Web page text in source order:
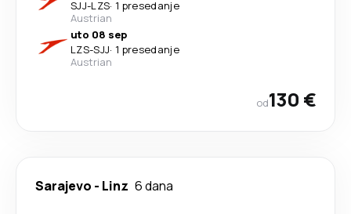
SJJ-LZS· 1 presedanje
Austrian
uto 08 sep
LZS-SJJ· 1 presedanje
Austrian
od130 €
Sarajevo - Linz 6 dana